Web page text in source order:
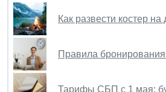
Как развести костер
Правила бронирования
Тарифы СБП с 1 мая: